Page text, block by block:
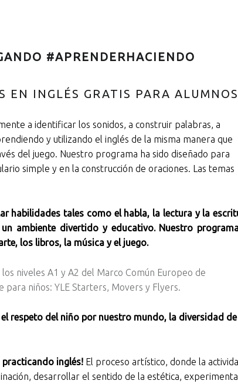
#APRENDERHACIENDO
EN INGLÉS GRATIS PARA
a identificar los sonidos, a construir palabras, a
y utilizando el inglés de la misma manera que
del juego. Nuestro programa ha sido diseñado para
simple y en la construcción de oraciones. Las temas
habilidades tales como el habla, la lectura y la
ambiente divertido y educativo. Nuestro
los libros, la música y el juego.
niveles A1 y A2 del Marco Común Europeo de
para niños: YLE Starters, Movers y Flyers.
respeto del niño por nuestro mundo, la diversidad
practicando inglés! El proceso artístico, donde la
desarrollar el sentido de la estética,